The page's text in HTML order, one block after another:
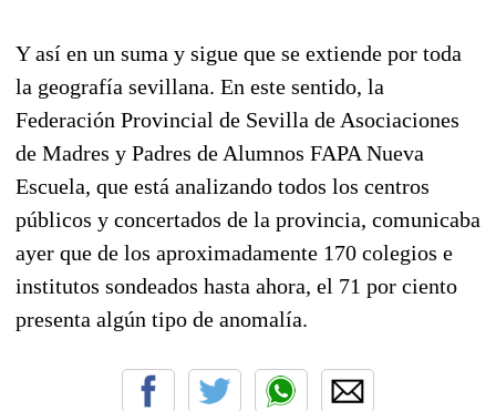
Y así en un suma y sigue que se extiende por toda
la geografía sevillana. En este sentido, la
Federación Provincial de Sevilla de Asociaciones
de Madres y Padres de Alumnos FAPA Nueva
Escuela, que está analizando todos los centros
públicos y concertados de la provincia, comunicaba
ayer que de los aproximadamente 170 colegios e
institutos sondeados hasta ahora, el 71 por ciento
presenta algún tipo de anomalía.